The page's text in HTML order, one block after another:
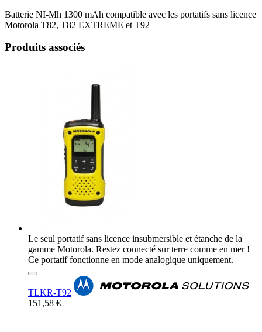
Batterie NI-Mh 1300 mAh compatible avec les portatifs sans licence
Motorola T82, T82 EXTREME et T92
Produits associés
Le seul portatif sans licence insubmersible et étanche de la
gamme Motorola. Restez connecté sur terre comme en mer !
Ce portatif fonctionne en mode analogique uniquement.
TLKR-T92
151,58 €